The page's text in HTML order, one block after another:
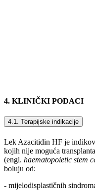
4. KLINIČKI PODACI
4.1. Terapijske indikacije
Lek Azacitidin HF je
kojih nije moguća
(engl. haematopoietic stem
boluju od:
- mijelodisplastičnih